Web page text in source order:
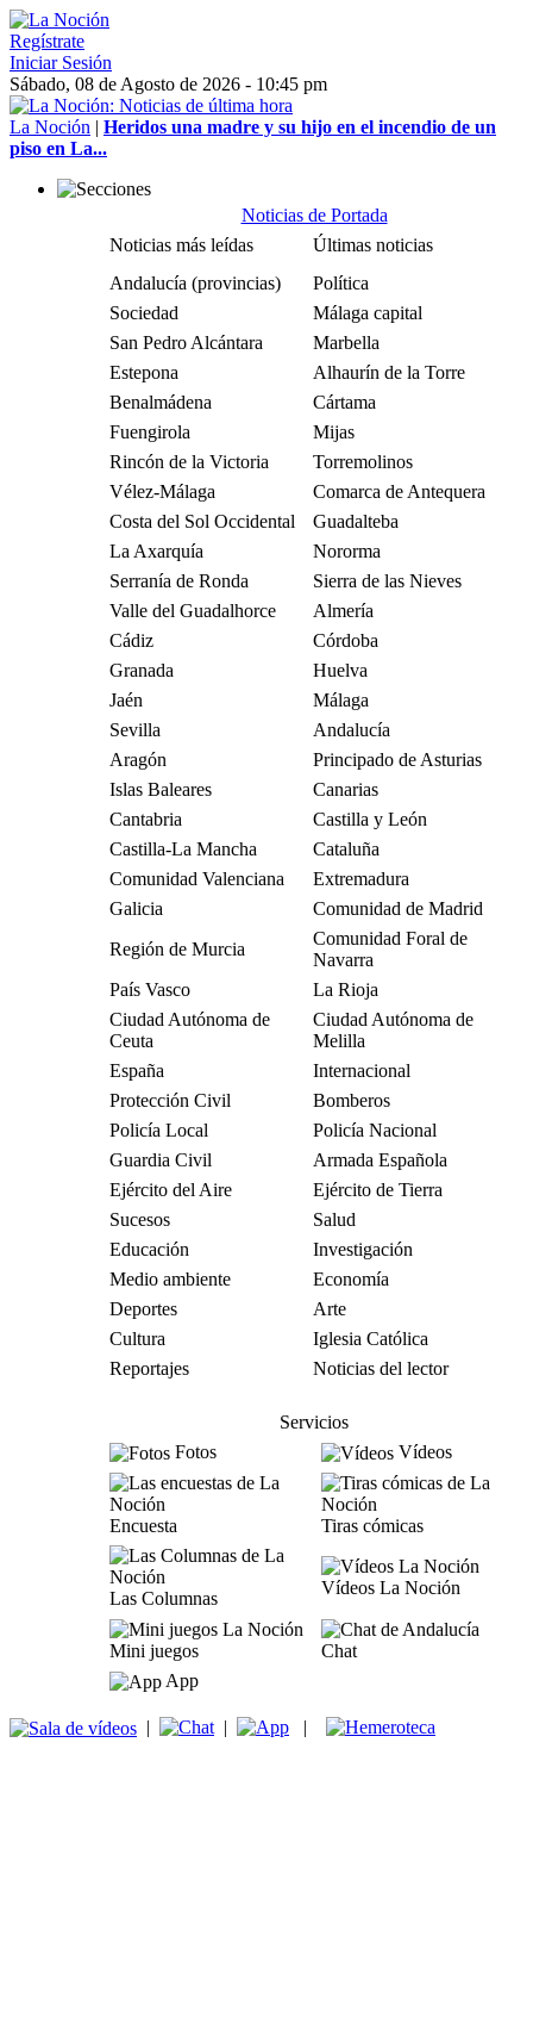
Regístrate
Iniciar Sesión
Sábado, 08 de Agosto de 2026 - 10:45 pm
La Noción | Heridos una madre y su hijo en el incendio de un
piso en La...
Noticias de Portada
Noticias más leídas
Últimas noticias
Andalucía (provincias)
Política
Sociedad
Málaga capital
San Pedro Alcántara
Marbella
Estepona
Alhaurín de la Torre
Benalmádena
Cártama
Fuengirola
Mijas
Rincón de la Victoria
Torremolinos
Vélez-Málaga
Comarca de Antequera
Costa del Sol Occidental
Guadalteba
La Axarquía
Nororma
Serranía de Ronda
Sierra de las Nieves
Valle del Guadalhorce
Almería
Cádiz
Córdoba
Granada
Huelva
Jaén
Málaga
Sevilla
Andalucía
Aragón
Principado de Asturias
Islas Baleares
Canarias
Cantabria
Castilla y León
Castilla-La Mancha
Cataluña
Comunidad Valenciana
Extremadura
Galicia
Comunidad de Madrid
Región de Murcia
Comunidad Foral de
Navarra
País Vasco
La Rioja
Ciudad Autónoma de
Ceuta
Ciudad Autónoma de
Melilla
España
Internacional
Protección Civil
Bomberos
Policía Local
Policía Nacional
Guardia Civil
Armada Española
Ejército del Aire
Ejército de Tierra
Sucesos
Salud
Educación
Investigación
Medio ambiente
Economía
Deportes
Arte
Cultura
Iglesia Católica
Reportajes
Noticias del lector
Servicios
Fotos
Vídeos
Encuesta Tiras cómicas
Las Columnas
Vídeos La Noción
Mini juegos
Chat
App
| | |